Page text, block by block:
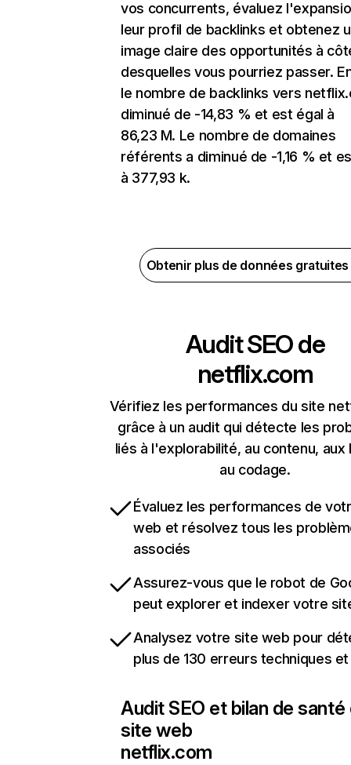
vos concurrents, évaluez
leur profil de backlinks et obtenez
image claire des opportunités à
desquelles vous pourriez passer.
le nombre de backlinks vers
diminué de -14,83 % et est égal à
86,23 M. Le nombre de domaines
référents a diminué de -1,16 % et
à 377,93 k.
Obtenir plus de données
Audit SEO de
netflix.com
Vérifiez les performances du site
grâce à un audit qui détecte les
liés à l'explorabilité, au contenu, aux
au codage.
Évaluez les performances de
web et résolvez tous les
associés
Assurez-vous que le robot de
peut explorer et indexer votre
Analysez votre site web pour
plus de 130 erreurs techniques et
Audit SEO et bilan de santé
site web
netflix.com